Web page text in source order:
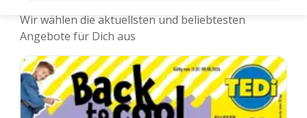
Wir wählen die aktuellsten und beliebtesten
Angebote für Dich aus